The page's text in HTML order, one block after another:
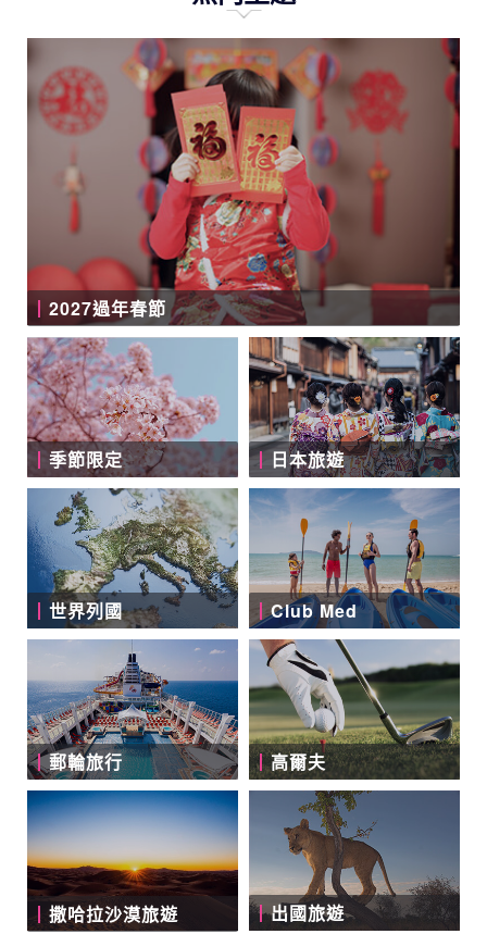
2027過年春節
季節限定 日本旅遊
世界列國 Club Med
郵輪旅行 高爾夫
撒哈拉沙漠旅遊 出國旅遊